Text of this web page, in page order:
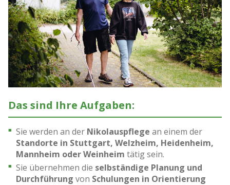
Das sind Ihre Aufgaben:
Sie werden an der Nikolauspflege an einem der
Standorte in Stuttgart, Welzheim, Heidenheim,
Mannheim oder Weinheim tätig sein.
Sie übernehmen die selbständige Planung und
Durchführung von Schulungen in Orientierung